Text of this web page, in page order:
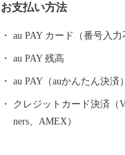
ます。ぜひ「ふるさと納税
を応援してください。
お支払い方法
au PAY カード（番号入力
au PAY 残高
au PAY（auかんたん決済
クレジットカード決済（
ners、AMEX）